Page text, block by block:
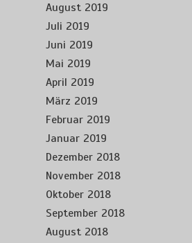
August 2019
Juli 2019
Juni 2019
Mai 2019
April 2019
März 2019
Februar 2019
Januar 2019
Dezember 2018
November 2018
Oktober 2018
September 2018
August 2018